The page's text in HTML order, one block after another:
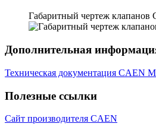
Габаритный чертеж клапанов
Дополнительная
Техническая документация CAEN
Полезные ссылки
Сайт производителя CAEN